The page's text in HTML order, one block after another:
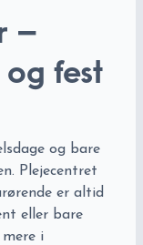
–
fest
og bare
Plejecentret
er altid
eller bare
i